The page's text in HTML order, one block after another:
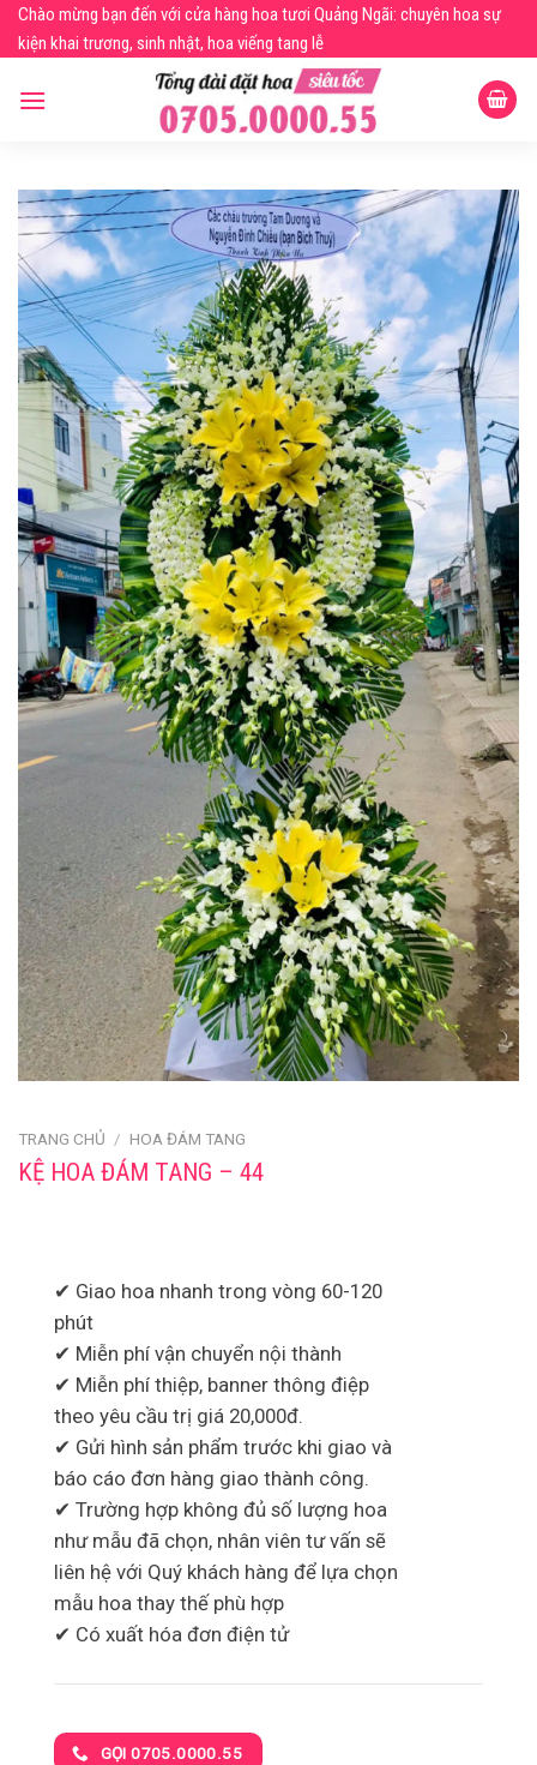
SkipChào mừng bạn đến với cửa hàng hoa tươi Quảng Ngãi: chuyên hoa sự
kiện khai trương, sinh nhật, hoa viếng tang lễ
TRANG CHỦ / HOA ĐÁM TANG
KỆ HOA ĐÁM TANG – 44
✔ Giao hoa nhanh trong vòng 60-120
phút
✔ Miễn phí vận chuyển nội thành
✔ Miễn phí thiệp, banner thông điệp
theo yêu cầu trị giá 20,000đ.
✔ Gửi hình sản phẩm trước khi giao và
báo cáo đơn hàng giao thành công.
✔ Trường hợp không đủ số lượng hoa
như mẫu đã chọn, nhân viên tư vấn sẽ
liên hệ với Quý khách hàng để lựa chọn
mẫu hoa thay thế phù hợp
✔ Có xuất hóa đơn điện tử
GỌI 0705.0000.55